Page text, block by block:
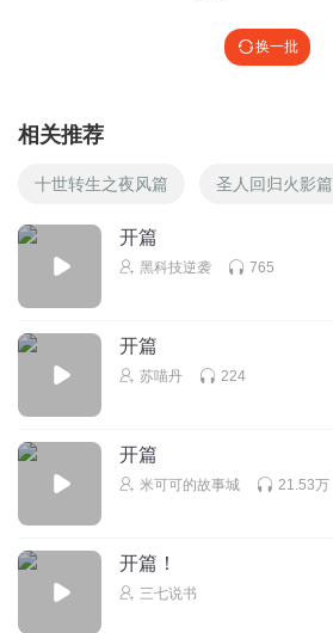
换一批
相关推荐
十世转生之夜风篇 圣人回归火影篇
开篇
黑科技逆袭 765
开篇
苏喵丹 224
开篇
米可可的故事城 21.53万
开篇！
三七说书